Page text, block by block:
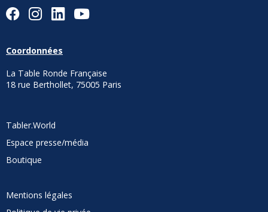
Coordonnées
La Table Ronde Française
18 rue Berthollet, 75005 Paris
Tabler.World
Espace presse/média
Boutique
Mentions légales